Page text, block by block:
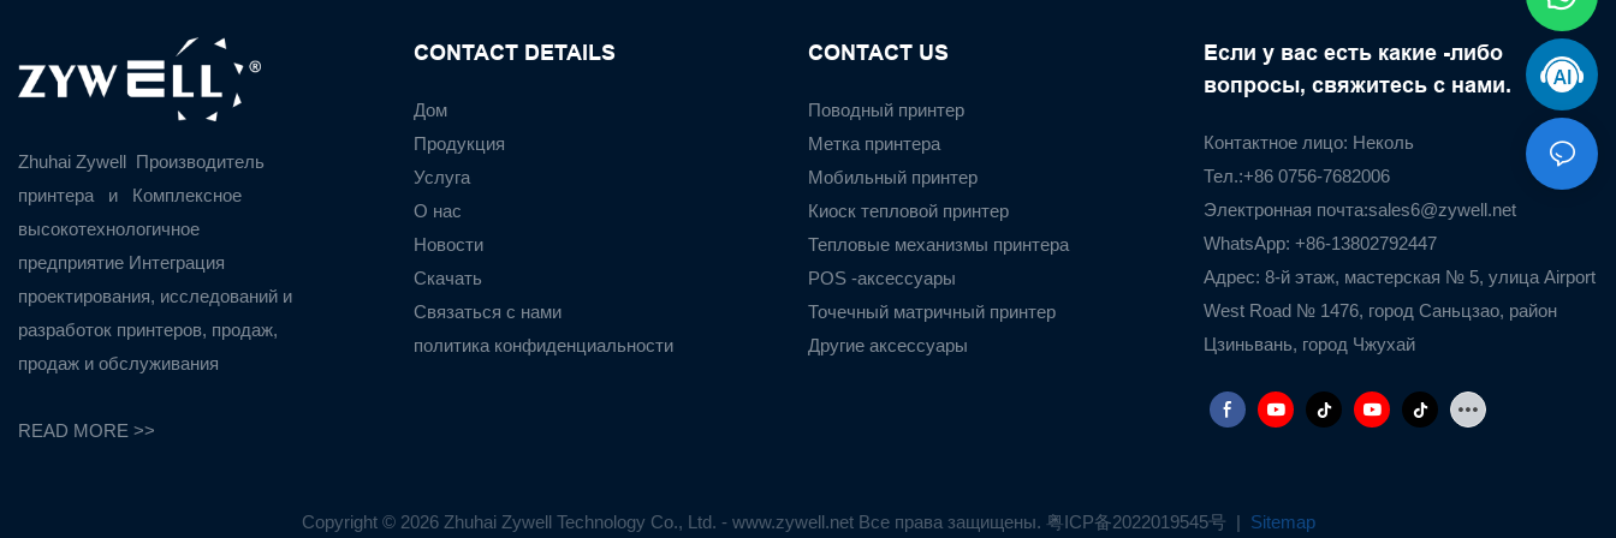
Zhuhai Zywell Производитель
принтера
и
Комплексное
высокотехнологичное
предприятие Интеграция
проектирования, исследований и
разработок принтеров, продаж,
продаж и обслуживания
READ MORE >>
CONTACT DETAILS
Дом
Продукция
Услуга
О нас
Новости
Скачать
Связаться с нами
политика конфиденциальности
CONTACT US
Поводный принтер
Метка принтера
Мобильный принтер
Киоск тепловой принтер
Тепловые механизмы принтера
POS -аксессуары
Точечный матричный принтер
Другие аксессуары
Если у вас есть какие -либо
вопросы, свяжитесь с нами.
Контактное лицо: Неколь
Тел.:+86 0756-7682006
Электронная почта:sales6@zywell.net
WhatsApp: +86-13802792447
Адрес: 8-й этаж, мастерская № 5, улица Airport
West Road № 1476, город Саньцзао, район
Цзиньвань, город Чжухай
Copyright © 2026 Zhuhai Zywell Technology Co., Ltd. - www.zywell.net Все права защищены. 粤ICP备2022019545号 | Sitemap